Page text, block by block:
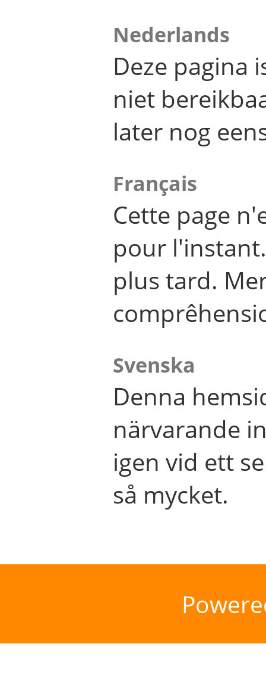
Nederlands
Deze pagina
niet
later nog
Français
Cette page
pour
plus tard.
Svenska
Denna
närvarande
igen vid ett
så mycket.